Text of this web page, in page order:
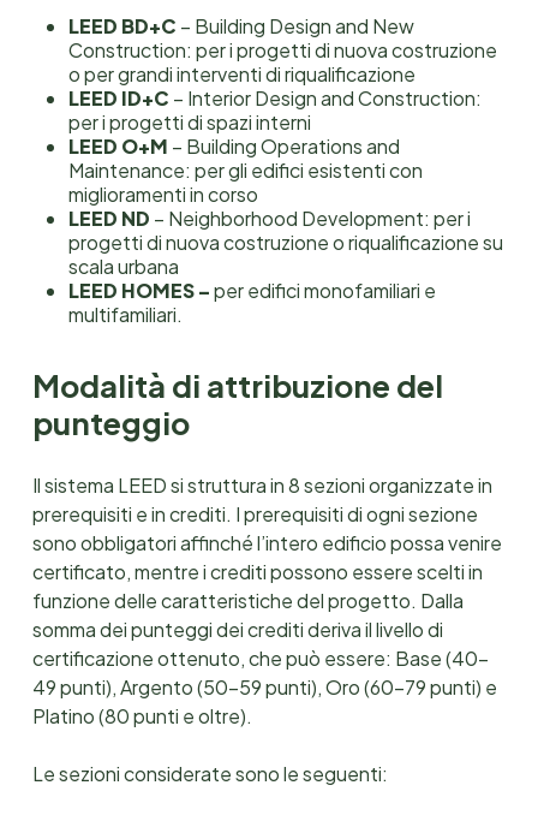
LEED BD+C – Building Design and New
Construction: per i progetti di nuova costruzione
o per grandi interventi di riqualificazione
LEED ID+C – Interior Design and Construction:
per i progetti di spazi interni
LEED O+M – Building Operations and
Maintenance: per gli edifici esistenti con
miglioramenti in corso
LEED ND – Neighborhood Development: per i
progetti di nuova costruzione o riqualificazione su
scala urbana
LEED HOMES –per edifici monofamiliari e
multifamiliari.
Modalità di attribuzione del
punteggio
Il sistema LEED si struttura in 8 sezioni organizzate in
prerequisiti e in crediti. I prerequisiti di ogni sezione
sono obbligatori affinché l’intero edificio possa venire
certificato, mentre i crediti possono essere scelti in
funzione delle caratteristiche del progetto. Dalla
somma dei punteggi dei crediti deriva il livello di
certificazione ottenuto, che può essere: Base (40-
49 punti), Argento (50-59 punti), Oro (60-79 punti) e
Platino (80 punti e oltre).
Le sezioni considerate sono le seguenti: